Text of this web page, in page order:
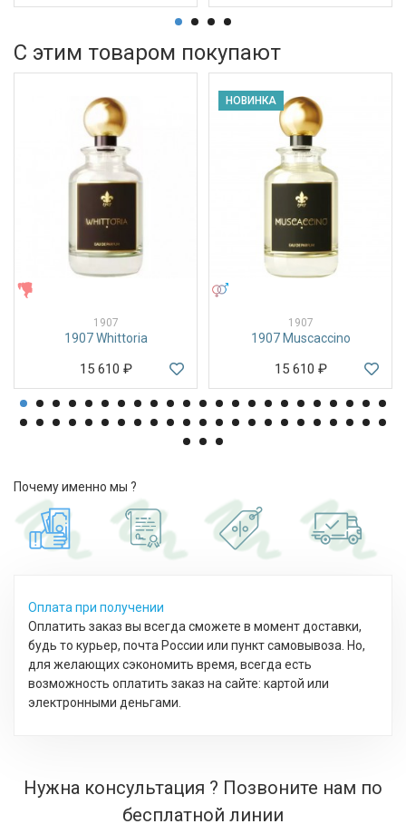
С этим товаром покупают
1907
1907 Whittoria
15 610 ₽
НОВИНКА
1907
1907 Muscaccino
15 610 ₽
Почему именно мы ?
Оплата при получении
Оплатить заказ вы всегда сможете в момент доставки,
будь то курьер, почта России или пункт самовывоза. Но,
для желающих сэкономить время, всегда есть
возможность оплатить заказ на сайте: картой или
электронными деньгами.
Нужна консультация ? Позвоните нам по
бесплатной линии